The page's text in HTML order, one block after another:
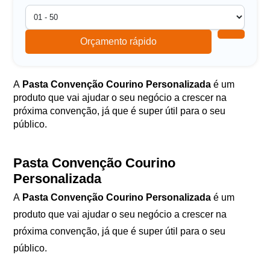
Orçamento rápido
A Pasta Convenção Courino Personalizada é um
produto que vai ajudar o seu negócio a crescer na
próxima convenção, já que é super útil para o seu
público.
Pasta Convenção Courino
Personalizada
A Pasta Convenção Courino Personalizada é um
produto que vai ajudar o seu negócio a crescer na
próxima convenção, já que é super útil para o seu
público.